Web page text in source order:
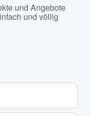
und Angebote
und völlig